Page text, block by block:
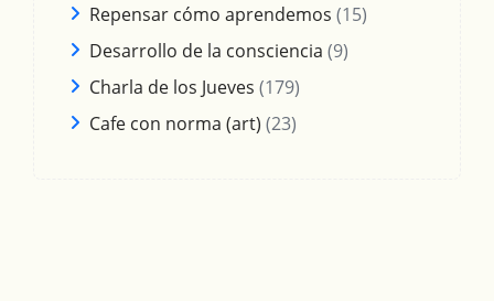
Repensar cómo aprendemos (15)
Desarrollo de la consciencia (9)
Charla de los Jueves (179)
Cafe con norma (art) (23)